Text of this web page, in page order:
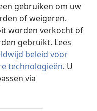
gebruiken om uw
of weigeren.
worden verkocht of
gebruikt. Lees
beleid voor
technologieën. U
via
Society of Pennsylvania.